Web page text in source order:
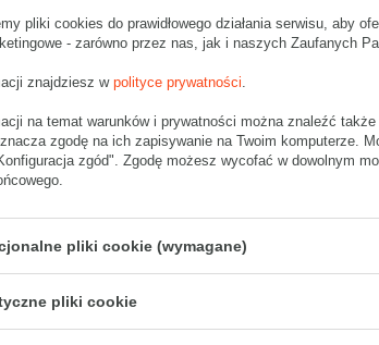
• waga jednostkowa (+/-5%):730 g
Maksymalna ilość w jednej przesyłce
pliki cookies do prawidłowego działania serwisu, aby
- zarówno przez nas, jak i naszych Zaufanych
znajdziesz w polityce prywatności.
na temat warunków i prywatności można znaleźć
zgodę na ich zapisywanie na Twoim komputerze.
zgód". Zgodę możesz wycofać w dowolnym
pliki cookie (wymagane)
pliki cookie